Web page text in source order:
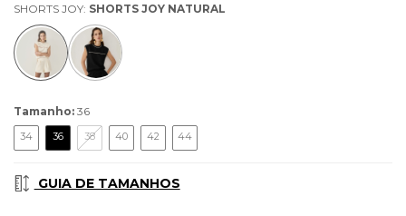
SHORTS JOY: SHORTS JOY NATURAL
Tamanho: 36
34 36 38 40 42 44
GUIA DE TAMANHOS